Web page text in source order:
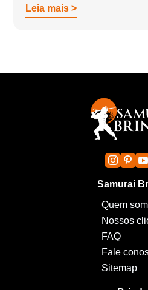
Leia mais >
Samurai
Quem
Nossos
FAQ
Fale
Sitemap